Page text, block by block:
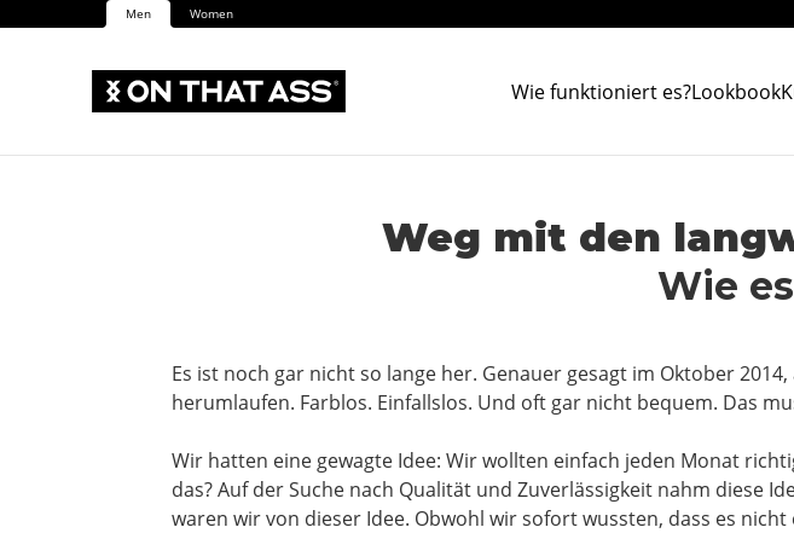
Men Women
Wie funktioniert es?Lookbook
Weg mit den
Wie
Es ist noch gar nicht so lange her. Genauer gesagt im Oktober
herumlaufen. Farblos. Einfallslos. Und oft gar nicht bequem. Das
Wir hatten eine gewagte Idee: Wir wollten einfach jeden Monat
das? Auf der Suche nach Qualität und Zuverlässigkeit nahm diese
waren wir von dieser Idee. Obwohl wir sofort wussten, dass es